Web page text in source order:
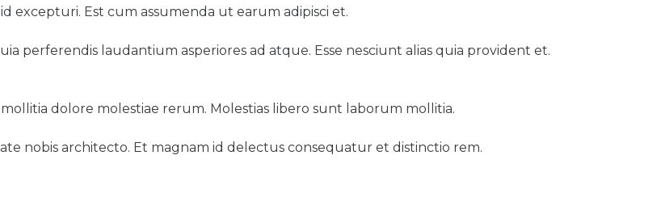
excepturi. Est cum assumenda ut earum adipisci et.
perferendis laudantium asperiores ad atque. Esse nesciunt alias quia provident et.
dolore molestiae rerum. Molestias libero sunt laborum mollitia.
nobis architecto. Et magnam id delectus consequatur et distinctio rem.